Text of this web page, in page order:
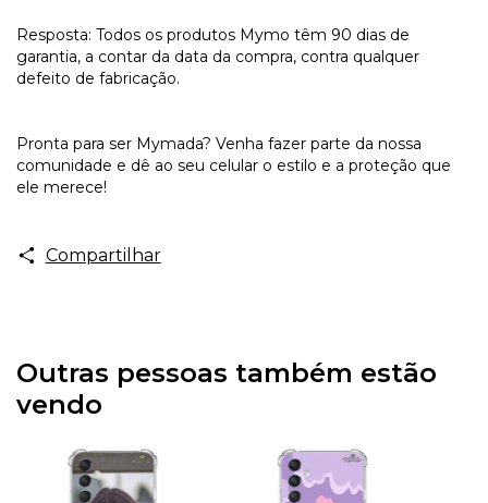
Resposta: Todos os produtos Mymo têm 90 dias de
garantia, a contar da data da compra, contra qualquer
defeito de fabricação.
Pronta para ser Mymada? Venha fazer parte da nossa
comunidade e dê ao seu celular o estilo e a proteção que
ele merece!
Compartilhar
Outras pessoas também estão
vendo